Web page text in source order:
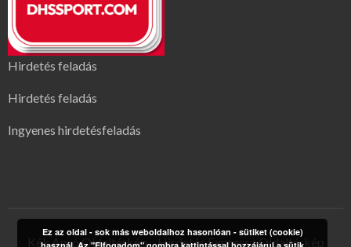
Hirdetés feladás
Hirdetés feladás
Ingyenes hirdetésfeladás
Kék Apró Oldaltérkép Hirdetés Expressz Oldaltérkép
Ez az oldal - sok más weboldalhoz hasonlóan - sütiket (cookie)